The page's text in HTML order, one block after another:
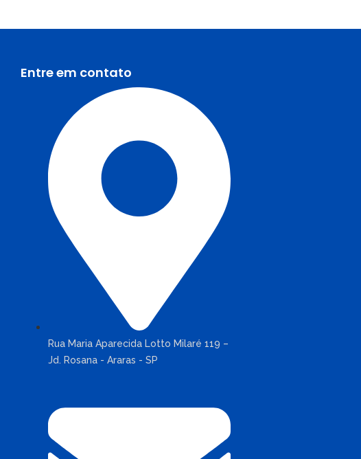
Entre em contato
Rua Maria Aparecida Lotto Milaré 119 –
Jd. Rosana - Araras - SP